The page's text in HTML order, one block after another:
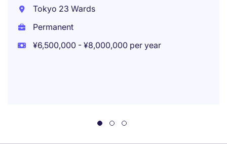
Tokyo 23 Wards
Permanent
¥6,500,000 - ¥8,000,000 per year